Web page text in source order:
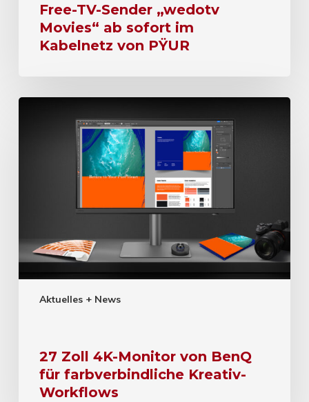
Free-TV-Sender „wedotv
Movies“ ab sofort im
Kabelnetz von PŸUR
Aktuelles + News
27 Zoll 4K-Monitor von BenQ
für farbverbindliche Kreativ-
Workflows